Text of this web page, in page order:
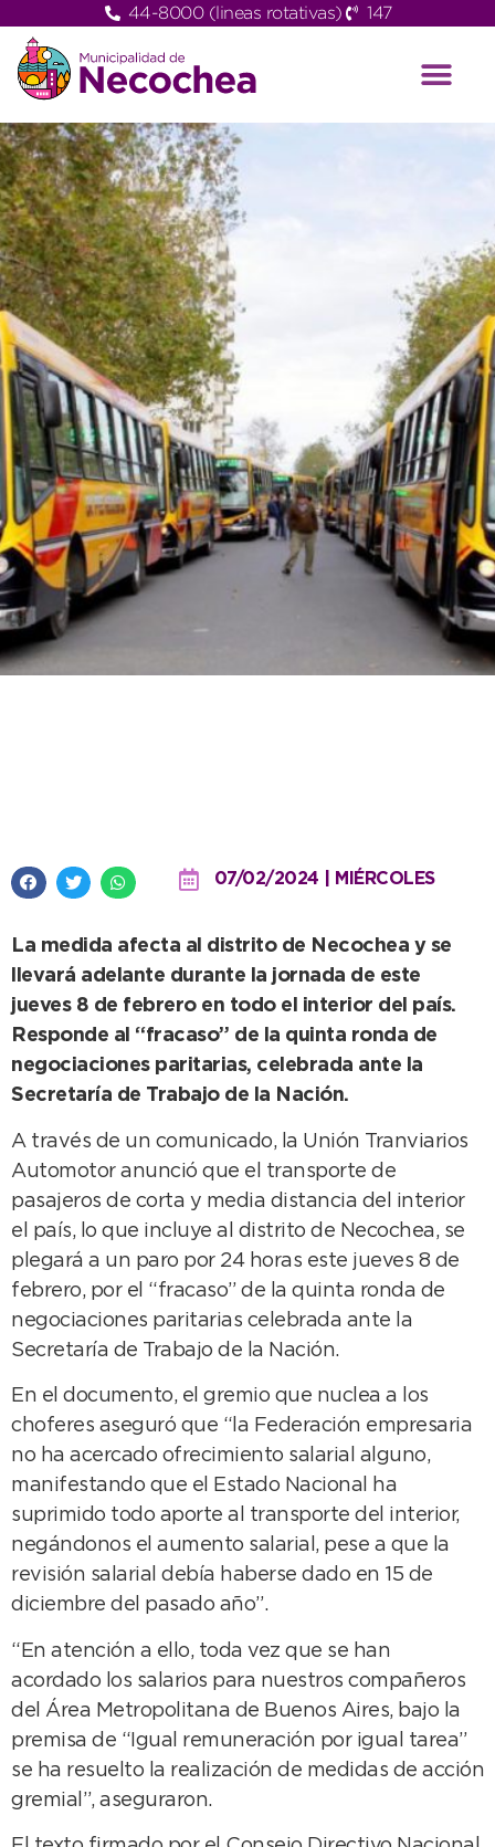
44-8000 (lineas rotativas) 147
07/02/2024 | MIÉRCOLES
La medida afecta al distrito de Necochea y se
llevará adelante durante la jornada de este
jueves 8 de febrero en todo el interior del país.
Responde al “fracaso” de la quinta ronda de
negociaciones paritarias, celebrada ante la
Secretaría de Trabajo de la Nación.
A través de un comunicado, la Unión Tranviarios
Automotor anunció que el transporte de
pasajeros de corta y media distancia del interior
el país, lo que incluye al distrito de Necochea, se
plegará a un paro por 24 horas este jueves 8 de
febrero, por el “fracaso” de la quinta ronda de
negociaciones paritarias celebrada ante la
Secretaría de Trabajo de la Nación.
En el documento, el gremio que nuclea a los
choferes aseguró que “la Federación empresaria
no ha acercado ofrecimiento salarial alguno,
manifestando que el Estado Nacional ha
suprimido todo aporte al transporte del interior,
negándonos el aumento salarial, pese a que la
revisión salarial debía haberse dado en 15 de
diciembre del pasado año”.
“En atención a ello, toda vez que se han
acordado los salarios para nuestros compañeros
del Área Metropolitana de Buenos Aires, bajo la
premisa de “Igual remuneración por igual tarea”
se ha resuelto la realización de medidas de acción
gremial”, aseguraron.